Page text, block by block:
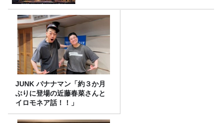
JUNK バナナマン「約３か月
ぶりに登場の近藤春菜さんと
イロモネア話！！」